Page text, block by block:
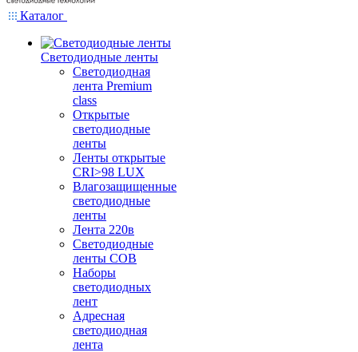
Каталог
Светодиодные ленты
Светодиодная
лента Premium
class
Открытые
светодиодные
ленты
Ленты открытые
CRI>98 LUX
Влагозащищенные
светодиодные
ленты
Лента 220в
Светодиодные
ленты COB
Наборы
светодиодных
лент
Адресная
светодиодная
лента